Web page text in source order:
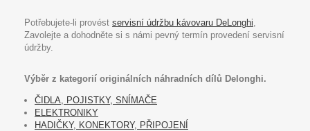
Potřebujete-li provést servisní údržbu kávovaru DeLonghi,
Zavolejte a dohodněte si s námi pevný termín provedení servisní
údržby.
Výběr z kategorií originálních náhradních dílů Delonghi.
ČIDLA, POJISTKY, SNÍMAČE
ELEKTRONIKY
HADIČKY, KONEKTORY, PŘIPOJENÍ